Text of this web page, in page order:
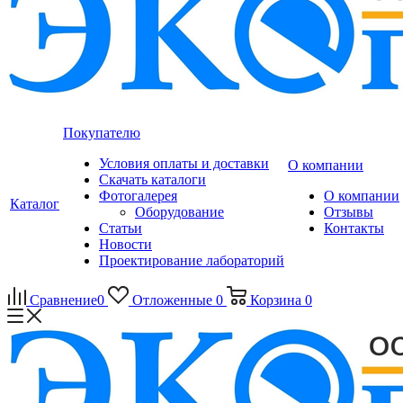
Каталог
Покупателю
Условия оплаты и доставки
Скачать каталоги
Фотогалерея
Оборудование
Статьи
Новости
Проектирование лабораторий
О компании
О компании
Отзывы
Контакты
Сравнение0 Отложенные 0 Корзина 0